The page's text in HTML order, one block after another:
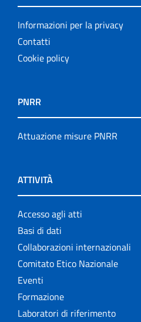
Informazioni per la privacy
Contatti
Cookie policy
PNRR
Attuazione misure PNRR
ATTIVITÀ
Accesso agli atti
Basi di dati
Collaborazioni internazionali
Comitato Etico Nazionale
Eventi
Formazione
Laboratori di riferimento